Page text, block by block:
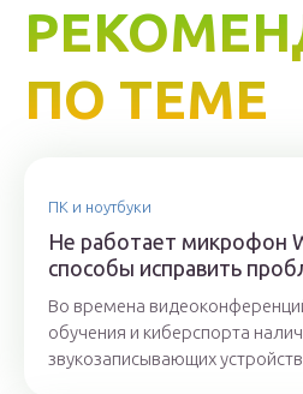
ПО ТЕМЕ
ПК и ноутбуки
Не работает микрофон
способы исправить
Во времена
обучения и киберспорта
звукозаписывающих